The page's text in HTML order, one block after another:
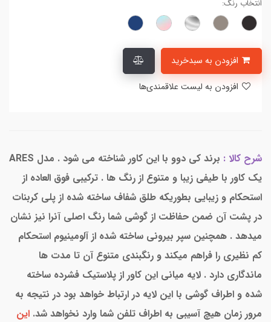
انتخاب رنگ:
شرح کالا :
برند کی دوو با این کاور شناخته می شود . مدل ARES
یک کاور با طیفی زیبا و متنوع از رنگ ها . ترکیبی فوق العاده از
استحکام و زیبایی بطوریکه طلق شفاف ساخته شده از پلی کربنات
در پشت آن ضمن حفاظت از گوشی شما رنگ اصلی آنرا نیز نشان
میدهد . همچنین سپر بیرونی ساخته شده از آلومینیوم استحکام
کم نظیری را فراهم میکند و رنگبندی متنوع آن تا مدت ها
ماندگاری دارد . لایه میانی این کاور از پلاستیک فشرده ساخته
شده و اطراف گوشی با این لایه در ارتباط خواهد بود در نتیجه به
مرور زمان هیچ آسیبی به اطراف تلفن شما وارد نخواهد شد. این